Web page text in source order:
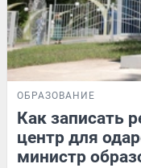
ОБРАЗОВАНИЕ
Как записать
центр для
министр